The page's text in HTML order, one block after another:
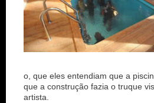
o, que eles entendiam que a
que a construção fazia o truque
artista.